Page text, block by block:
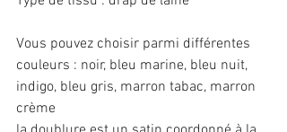
Vous pouvez choisir parmi différentes
couleurs : noir, bleu marine, bleu nuit,
indigo, bleu gris, marron tabac, marron
crème